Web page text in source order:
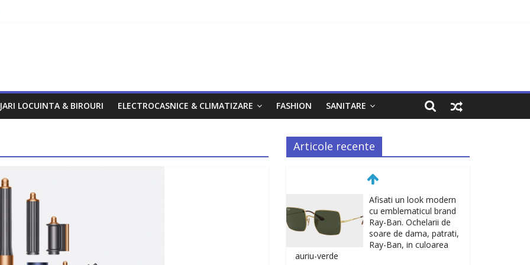
LOCUINTA & BIROURI ELECTROCASNICE & CLIMATIZARE FASHION SANITARE
Articole recente
Afisati un look modern
cu emblematicul brand
Ray-Ban. Ochelarii de
soare de dama, patrati,
Ray-Ban, in culoarea
auriu-verde